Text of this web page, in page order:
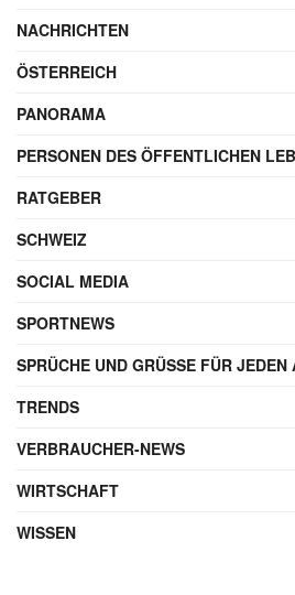
NACHRICHTEN
ÖSTERREICH
PANORAMA
PERSONEN DES ÖFFENTLICHEN
RATGEBER
SCHWEIZ
SOCIAL MEDIA
SPORTNEWS
SPRÜCHE UND GRÜSSE FÜR JEDEN
TRENDS
VERBRAUCHER-NEWS
WIRTSCHAFT
WISSEN